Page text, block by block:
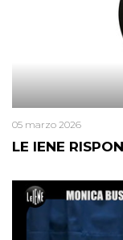
LE IENE
05 marzo 2026